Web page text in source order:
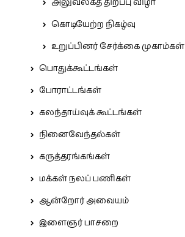
கொடியேற்ற நிகழ்வு
உறுப்பினர் சேர்க்கை முகாம்கள்
பொதுக்கூட்டங்கள்
போராட்டங்கள்
கலந்தாய்வுக் கூட்டங்கள்
நினைவேந்தல்கள்
கருத்தரங்கங்கள்
மக்கள் நலப் பணிகள்
ஆன்றோர் அவையம்
இளைஞர் பாசறை